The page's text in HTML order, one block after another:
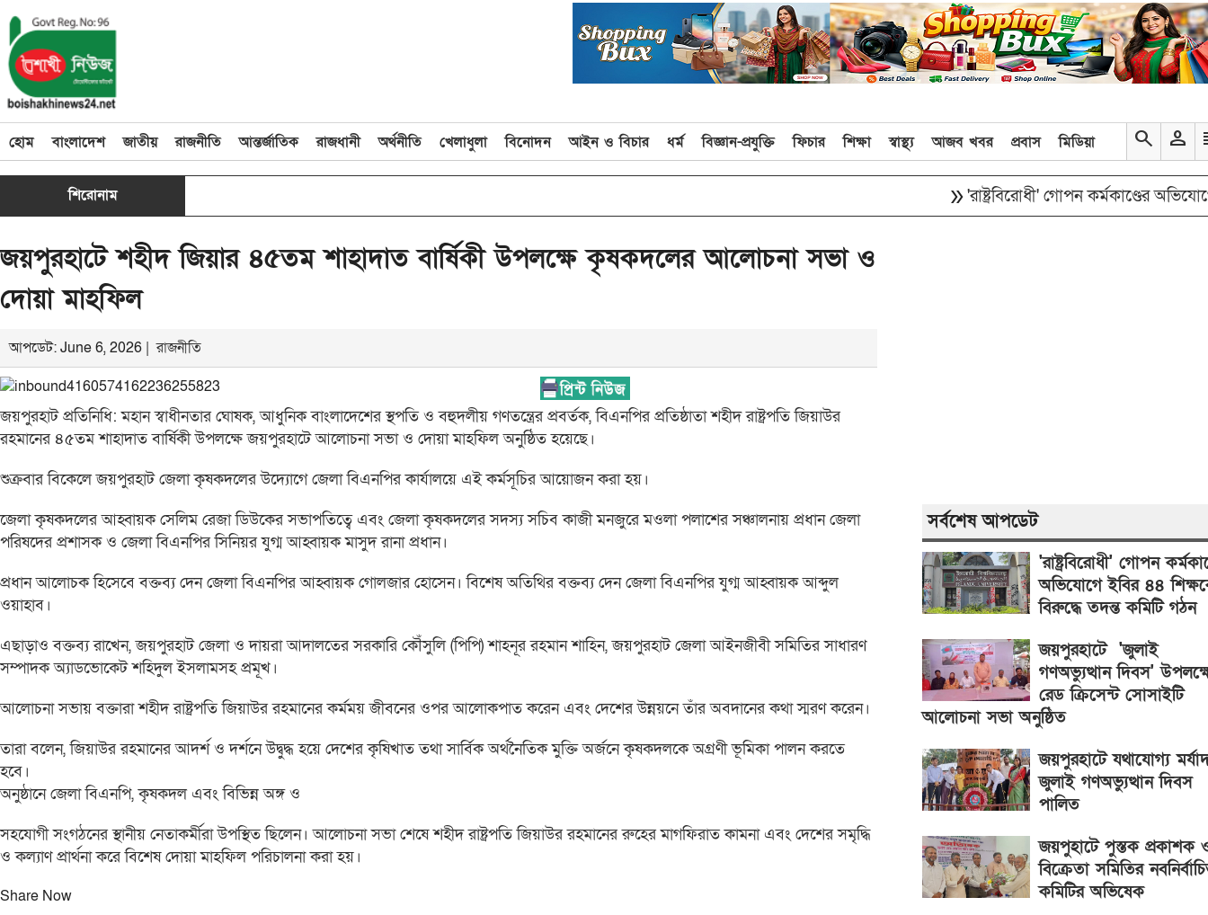
হোম বাংলাদেশ জাতীয় রাজনীতি আন্তর্জাতিক রাজধানী অর্থনীতি খেলাধুলা বিনোদন আইন ও বিচার ধর্ম বিজ্ঞান-প্রযুক্তি ফিচার শিক্ষা স্বাস্থ্য আজব খবর প্রবাস মিডিয়া search person
শিরোনাম 'রাষ্ট্রবিরোধী' গোপন কর্মকাণ্ডের অভিযোগে
জয়পুরহাটে শহীদ জিয়ার ৪৫তম শাহাদাত বার্ষিকী উপলক্ষে কৃষকদলের আলোচনা সভা ও
দোয়া মাহফিল
আপডেট: June 6, 2026 | রাজনীতি
জয়পুরহাট প্রতিনিধি: মহান স্বাধীনতার ঘোষক, আধুনিক বাংলাদেশের স্থপতি ও বহুদলীয় গণতন্ত্রের প্রবর্তক, বিএনপির প্রতিষ্ঠাতা শহীদ রাষ্ট্রপতি জিয়াউর
রহমানের ৪৫তম শাহাদাত বার্ষিকী উপলক্ষে জয়পুরহাটে আলোচনা সভা ও দোয়া মাহফিল অনুষ্ঠিত হয়েছে।
শুক্রবার বিকেলে জয়পুরহাট জেলা কৃষকদলের উদ্যোগে জেলা বিএনপির কার্যালয়ে এই কর্মসূচির আয়োজন করা হয়।
​জেলা কৃষকদলের আহ্বায়ক সেলিম রেজা ডিউকের সভাপতিত্বে এবং জেলা কৃষকদলের সদস্য সচিব কাজী মনজুরে মওলা পলাশের সঞ্চালনায় প্রধান জেলা
পরিষদের প্রশাসক ও জেলা বিএনপির সিনিয়র যুগ্ম আহ্বায়ক মাসুদ রানা প্রধান।
​প্রধান আলোচক হিসেবে বক্তব্য দেন জেলা বিএনপির আহ্বায়ক গোলজার হোসেন। বিশেষ অতিথির বক্তব্য দেন জেলা বিএনপির যুগ্ম আহ্বায়ক আব্দুল
ওয়াহাব।
এছাড়াও বক্তব্য রাখেন, জয়পুরহাট জেলা ও দায়রা আদালতের সরকারি কৌঁসুলি (পিপি) শাহনূর রহমান শাহিন, জয়পুরহাট জেলা আইনজীবী সমিতির সাধারণ
সম্পাদক অ্যাডভোকেট শহিদুল ইসলামসহ প্রমূখ।
​আলোচনা সভায় বক্তারা শহীদ রাষ্ট্রপতি জিয়াউর রহমানের কর্মময় জীবনের ওপর আলোকপাত করেন এবং দেশের উন্নয়নে তাঁর অবদানের কথা স্মরণ করেন।
তারা বলেন, জিয়াউর রহমানের আদর্শ ও দর্শনে উদ্বুদ্ধ হয়ে দেশের কৃষিখাত তথা সার্বিক অর্থনৈতিক মুক্তি অর্জনে কৃষকদলকে অগ্রণী ভূমিকা পালন করতে
হবে।
​অনুষ্ঠানে জেলা বিএনপি, কৃষকদল এবং বিভিন্ন অঙ্গ ও
সহযোগী সংগঠনের স্থানীয় নেতাকর্মীরা উপস্থিত ছিলেন। আলোচনা সভা শেষে শহীদ রাষ্ট্রপতি জিয়াউর রহমানের রুহের মাগফিরাত কামনা এবং দেশের সমৃদ্ধি
ও কল্যাণ প্রার্থনা করে বিশেষ দোয়া মাহফিল পরিচালনা করা হয়।
Share Now
সর্বশেষ আপডেট
'রাষ্ট্রবিরোধী' গোপন
অভিযোগে ইবির ৪৪
বিরুদ্ধে তদন্ত কমিটি গঠন
জয়পুরহাটে 'জুলাই
গণঅভ্যুত্থান দিবস'
রেড ক্রিসেন্ট সোসাইটি
আলোচনা সভা অনুষ্ঠিত
জয়পুরহাটে যথাযোগ্য
জুলাই গণঅভ্যুত্থান দিবস
পালিত
জয়পুহাটে পুস্তক প্রকাশক
বিক্রেতা সমিতির
কমিটির অভিষেক